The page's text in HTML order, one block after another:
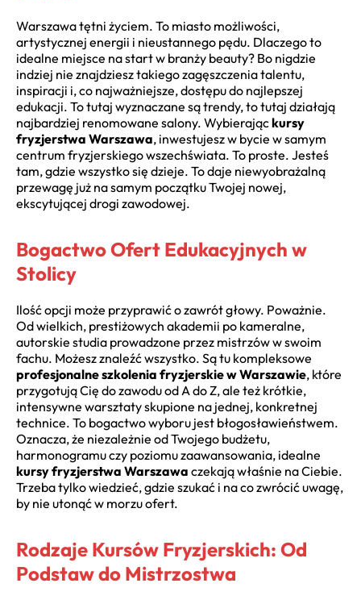
Warszawa tętni życiem. To miasto możliwości,
artystycznej energii i nieustannego pędu. Dlaczego to
idealne miejsce na start w branży beauty? Bo nigdzie
indziej nie znajdziesz takiego zagęszczenia talentu,
inspiracji i, co najważniejsze, dostępu do najlepszej
edukacji. To tutaj wyznaczane są trendy, to tutaj działają
najbardziej renomowane salony. Wybierająckursy
fryzjerstwa Warszawa, inwestujesz w bycie w samym
centrum fryzjerskiego wszechświata. To proste. Jesteś
tam, gdzie wszystko się dzieje. To daje niewyobrażalną
przewagę już na samym początku Twojej nowej,
ekscytującej drogi zawodowej.
Bogactwo Ofert Edukacyjnych w
Stolicy
Ilość opcji może przyprawić o zawrót głowy. Poważnie.
Od wielkich, prestiżowych akademii po kameralne,
autorskie studia prowadzone przez mistrzów w swoim
fachu. Możesz znaleźć wszystko. Są tu kompleksowe
profesjonalne szkolenia fryzjerskie w Warszawie, które
przygotują Cię do zawodu od A do Z, ale też krótkie,
intensywne warsztaty skupione na jednej, konkretnej
technice. To bogactwo wyboru jest błogosławieństwem.
Oznacza, że niezależnie od Twojego budżetu,
harmonogramu czy poziomu zaawansowania, idealne
kursy fryzjerstwa Warszawa czekają właśnie na Ciebie.
Trzeba tylko wiedzieć, gdzie szukać i na co zwrócić uwagę,
by nie utonąć w morzu ofert.
Rodzaje Kursów Fryzjerskich: Od
Podstaw do Mistrzostwa